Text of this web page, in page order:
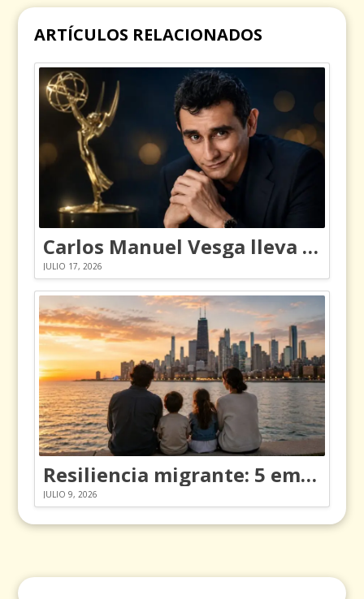
ARTÍCULOS RELACIONADOS
Carlos Manuel Vesga lleva el nombre de Colombia a los Emmy
JULIO 17, 2026
Resiliencia migrante: 5 emociones y cómo gestionarlas
JULIO 9, 2026